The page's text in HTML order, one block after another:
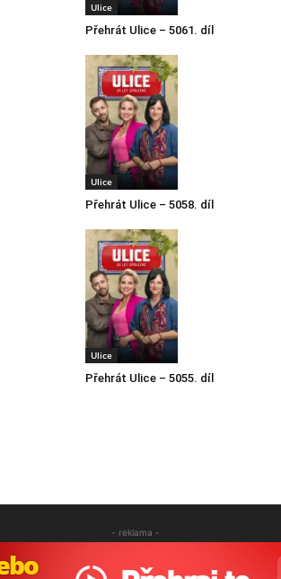
Ulice
Přehrát Ulice – 5061. díl
Ulice
Přehrát Ulice – 5058. díl
Ulice
Přehrát Ulice – 5055. díl
- reklama -